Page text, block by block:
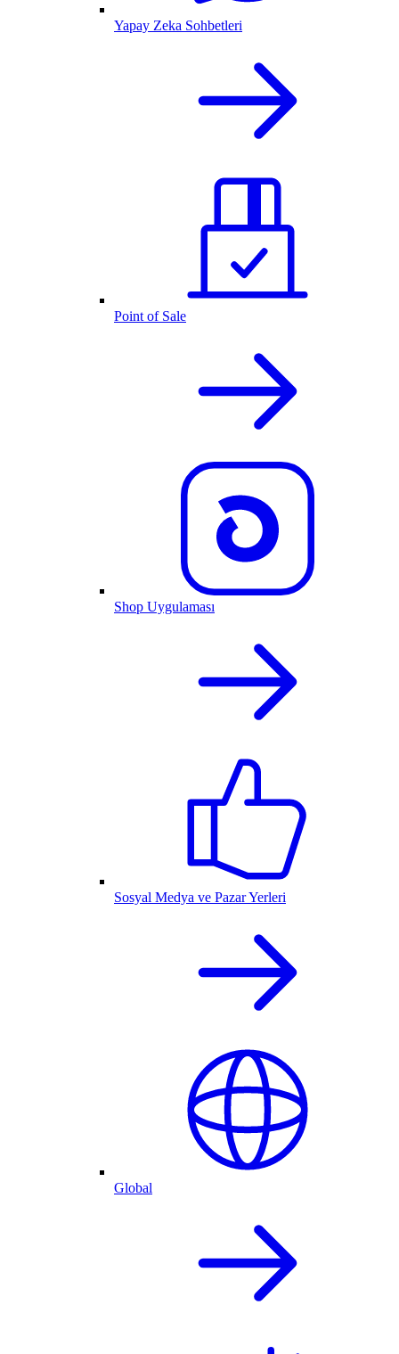
Yapay Zeka Sohbetleri
Point of Sale
Shop Uygulaması
Sosyal Medya ve Pazar Yerleri
Global